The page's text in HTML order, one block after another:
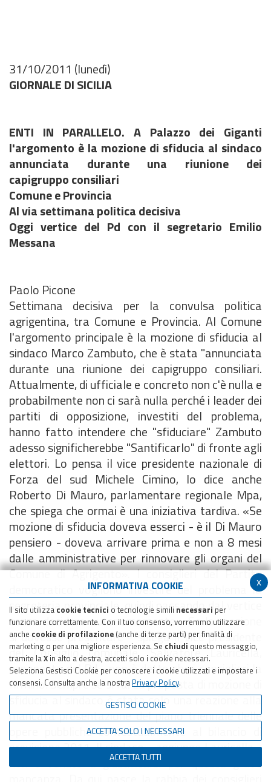
x
INFORMATIVA COOKIE
Il sito utilizza cookie tecnici o tecnologie simili necessari per
funzionare correttamente. Con il tuo consenso, vorremmo utilizzare
anche cookie di profilazione (anche di terze parti) per finalità di
marketing o per una migliore esperienza. Se chiudi questo messaggio,
tramite laX in alto a destra, accetti solo i cookie necessari.
Seleziona Gestisci Cookie per conoscere i cookie utilizzati e impostare i
consensi. Consulta anche la nostra Privacy Policy.
GESTISCI COOKIE
ACCETTA SOLO I NECESSARI
ACCETTA TUTTI
31/10/2011 (lunedì)
GIORNALE DI SICILIA
ENTI IN PARALLELO. A Palazzo dei Giganti
l'argomento è la mozione di sfiducia al sindaco
annunciata durante una riunione dei
capigruppo consiliari
Comune e Provincia
Al via settimana politica decisiva
Oggi vertice del Pd con il segretario Emilio
Messana
Paolo Picone
Settimana decisiva per la convulsa politica
agrigentina, tra Comune e Provincia. Al Comune
l'argomento principale è la mozione di sfiducia al
sindaco Marco Zambuto, che è stata "annunciata
durante una riunione dei capigruppo consiliari.
Attualmente, di ufficiale e concreto non c'è nulla e
probabilmente non ci sarà nulla perché i leader dei
partiti di opposizione, investiti del problema,
hanno fatto intendere che "sfiduciare" Zambuto
adesso significherebbe "Santificarlo" di fronte agli
elettori. Lo pensa il vice presidente nazionale di
Forza del sud Michele Cimino, lo dice anche
Roberto Di Mauro, parlamentare regionale Mpa,
che spiega che ormai è una iniziativa tardiva. «Se
mozione di sfiducia doveva esserci - è il Di Mauro
pensiero - doveva arrivare prima e non a 8 mesi
dalle amministrative per rinnovare gli organi del
Comune di Agrigento». I consiglieri del Partito
democratico vogliono investire del problema la
segreteria provinciale, quindi passando dal vertice
senza decidere autonomamente. «Se la mozione
si dovesse presentare - spiega il vice presidente
del Consiglio comunale, Salvatore Lauricella,
esponente del Pd - non è detto che i consiglieri la
firmino. Sempre se si fa. La proposta di mozione di
sfiducia al sindaco è stata solo una reazione alla
mancata presentazione del piano triennale delle
opere pubbliche contestualmente al bilancio di
previsione 2011. Il sindaco - aggiunge Lauricella -
non è venuto a giustificarsi per questa grave